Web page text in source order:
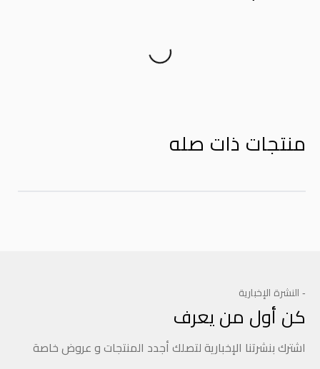
منتجات ذات صله
- النشرة الإخبارية
كن أول من يعرف
اشترك بنشرتنا الإخبارية لتصلك أجدد المنتجات و عروض خاصة